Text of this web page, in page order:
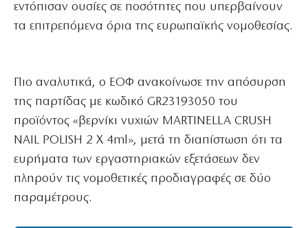
εντόπισαν ουσίες σε ποσότητες που υπερβαίνουν
τα επιτρεπόμενα όρια της ευρωπαϊκής νομοθεσίας.
Πιο αναλυτικά, ο ΕΟΦ ανακοίνωσε την απόσυρση
της παρτίδας με κωδικό GR23193050 του
προϊόντος «βερνίκι νυχιών MARTINELLA CRUSH
NAIL POLISH 2 X 4ml», μετά τη διαπίστωση ότι τα
ευρήματα των εργαστηριακών εξετάσεων δεν
πληρούν τις νομοθετικές προδιαγραφές σε δύο
παραμέτρους.